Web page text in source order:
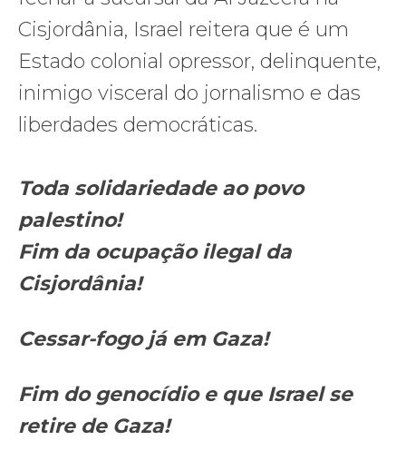
Cisjordânia, Israel reitera que é um
Estado colonial opressor, delinquente,
inimigo visceral do jornalismo e das
liberdades democráticas.
Toda solidariedade ao povo
palestino!
Fim da ocupação ilegal da
Cisjordânia!
Cessar-fogo já em Gaza!
Fim do genocídio e que Israel se
retire de Gaza!